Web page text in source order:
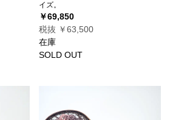
イズ。
￥69,850
税抜 ￥63,500
在庫
SOLD OUT